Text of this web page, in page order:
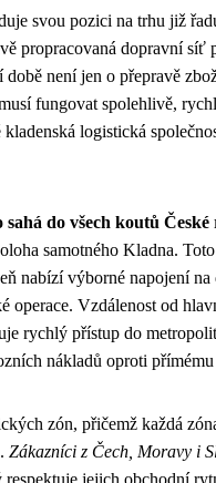
svou pozici na trhu již
propracovaná dopravní síť
není jen o přepravě
fungovat spolehlivě,
logistická
do všech koutů
samotného Kladna.
nabízí výborné napojení
operace. Vzdálenost od
rychlý přístup do
nákladů oproti
zón, přičemž každá
Zákazníci z Čech, Moravy i
respektuje jejich obchodní